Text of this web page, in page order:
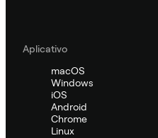
Aplicativo
macOS
Windows
iOS
Android
Chrome
Linux